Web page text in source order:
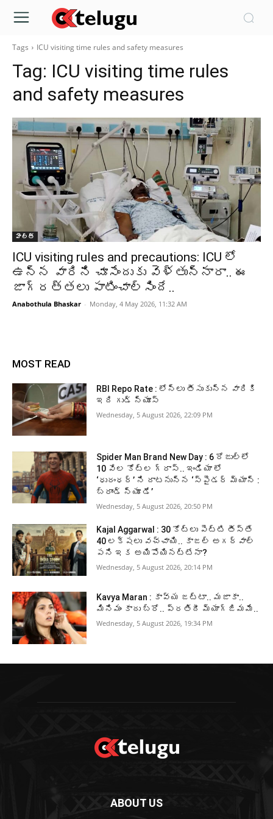
Tags ICU visiting time rules and safety measures
Tag: ICU visiting time rules
and safety measures
హెల్త్‌
ICU visiting rules and precautions: ICU లో
ఉన్న వారిని చూసేందుకు వెళ్తున్నారా.. ఈ
జాగ్రత్తలు పాటించాల్సిందే..
Anabothula Bhaskar - Monday, 4 May 2026, 11:32 AM
MOST READ
RBI Repo Rate : లోన్లు తీసుకున్న వారికి
ఇది గుడ్ న్యూస్
Wednesday, 5 August 2026, 22:09 PM
Spider Man Brand New Day : 6 రోజుల్లో
10 వేల కోట్ల గ్రాస్.. ఇండియా లో
‘ధురంధర్’ ని దాటనున్న ‘స్పైడర్ మ్యాన్ :
బ్రాండ్ న్యూ డే’
Wednesday, 5 August 2026, 20:50 PM
Kajal Aggarwal : 30 కోట్లు పెట్టి తీస్తే
40 లక్షలు వచ్చాయి.. కాజల్ అగర్వాల్
పని ఇక అయిపోయినట్టేనా?
Wednesday, 5 August 2026, 20:14 PM
Kavya Maran : కావ్య జట్టా.. మజాకా..
మినిమం కాదు బ్రో.. ప్రతిదీ మ్యాగ్జిమమే..
Wednesday, 5 August 2026, 19:34 PM
ABOUT US